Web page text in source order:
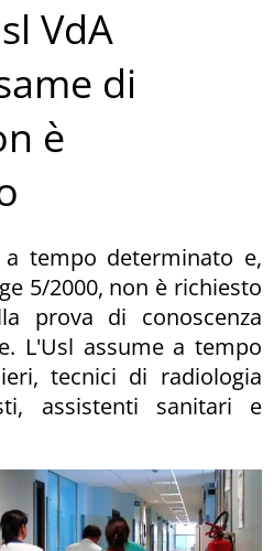
VdA
di
è
a tempo determinato e,
5/2000, non è richiesto
prova di conoscenza
L'Usl assume a tempo
tecnici di radiologia
assistenti sanitari e